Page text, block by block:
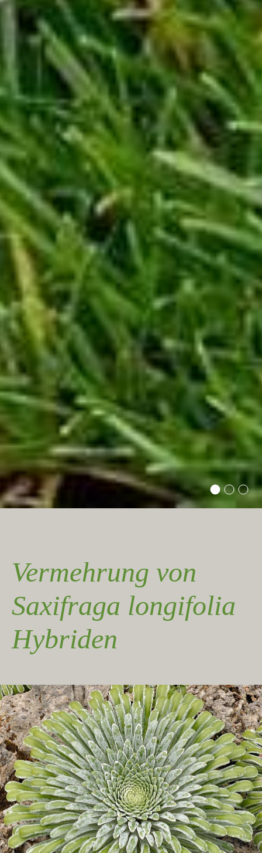
Vermehrung von
Saxifraga longifolia
Hybriden